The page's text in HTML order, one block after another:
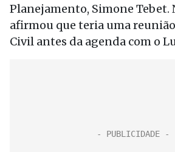
Planejamento, Simone Tebet.
afirmou que teria uma reunião
Civil antes da agenda com o